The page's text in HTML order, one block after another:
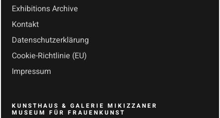
Exhibitions Archive
Kontakt
Datenschutzerklärung
Cookie-Richtlinie (EU)
Impressum
KUNSTHAUS & GALERIE MIKIZZANER
MUSEUM FÜR FRAUENKUNST